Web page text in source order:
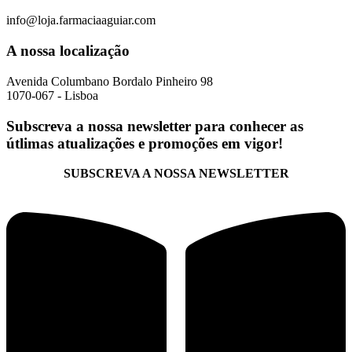
info@loja.farmaciaaguiar.com
A nossa localização
Avenida Columbano Bordalo Pinheiro 98
1070-067 - Lisboa
Subscreva a nossa newsletter para conhecer as
útlimas atualizações e promoções em vigor!
SUBSCREVA A NOSSA NEWSLETTER